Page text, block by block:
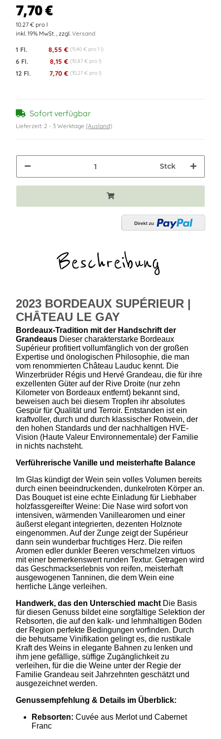
7,70 €
10.27 € pro l
inkl. 19% MwSt. , zzgl. Versand
1 Fl. 8,55 € (11,40 € pro 1 l)
6 Fl. 8,15 € (10,87 € pro l)
12 Fl. 7,70 € (10,27 € pro l)
Sofort verfügbar
Lieferzeit: 2 - 3 Werktage (Ausland)
Stck
Beschreibung
2023 BORDEAUX SUPÉRIEUR |
CHÂTEAU LE GAY
Bordeaux-Tradition mit der Handschrift der
Grandeaus Dieser charakterstarke Bordeaux
Supérieur profitiert vollumfänglich von der großen
Expertise und önologischen Philosophie, die man
vom renommierten Château Lauduc kennt. Die
Winzerbrüder Régis und Hervé Grandeau, die für ihre
exzellenten Güter auf der Rive Droite (nur zehn
Kilometer von Bordeaux entfernt) bekannt sind,
beweisen auch bei diesem Tropfen ihr absolutes
Gespür für Qualität und Terroir. Entstanden ist ein
kraftvoller, durch und durch klassischer Rotwein, der
den hohen Standards und der nachhaltigen HVE-
Vision (Haute Valeur Environnementale) der Familie
in nichts nachsteht.
Verführerische Vanille und meisterhafte Balance
Im Glas kündigt der Wein sein volles Volumen bereits
durch einen beeindruckenden, dunkelroten Körper an.
Das Bouquet ist eine echte Einladung für Liebhaber
holzfassgereifter Weine: Die Nase wird sofort von
intensiven, wärmenden Vanillearomen und einer
äußerst elegant integrierten, dezenten Holznote
eingenommen. Auf der Zunge zeigt der Supérieur
dann sein wunderbar fruchtiges Herz. Die reifen
Aromen edler dunkler Beeren verschmelzen virtuos
mit einer bemerkenswert runden Textur. Getragen wird
das Geschmackserlebnis von reifen, meisterhaft
ausgewogenen Tanninen, die dem Wein eine
herrliche Länge verleihen.
Handwerk, das den Unterschied macht Die Basis
für diesen Genuss bildet eine sorgfältige Selektion der
Rebsorten, die auf den kalk- und lehmhaltigen Böden
der Region perfekte Bedingungen vorfinden. Durch
die behutsame Vinifikation gelingt es, die rustikale
Kraft des Weins in elegante Bahnen zu lenken und
ihm jene gefällige, süffige Zugänglichkeit zu
verleihen, für die die Weine unter der Regie der
Familie Grandeau seit Jahrzehnten geschätzt und
ausgezeichnet werden.
Genussempfehlung & Details im Überblick:
Rebsorten: Cuvée aus Merlot und Cabernet
Franc